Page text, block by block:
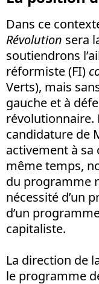
Dans ce
Révolution sera
soutiendrons
réformiste (FI)
Verts), mais
gauche et à
révolutionnaire.
candidature de
activement à sa
même temps,
du programme
nécessité d’un
d’un
capitaliste.
La direction de
le programme